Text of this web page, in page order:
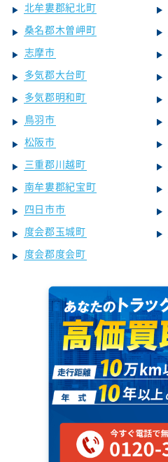
北牟婁郡紀北町
桑名郡木曽岬町
志摩市
多気郡大台町
多気郡明和町
鳥羽市
松阪市
三重郡川越町
南牟婁郡紀宝町
四日市市
度会郡玉城町
度会郡度会町